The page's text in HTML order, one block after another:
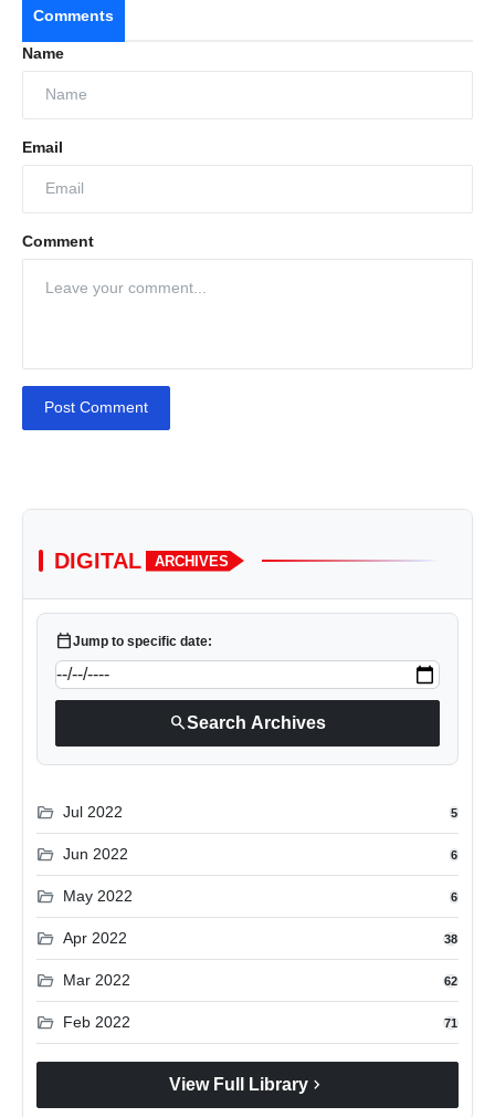
Comments
Name
Email
Comment
Post Comment
DIGITAL ARCHIVES
calendar_todayJump to specific date:
searchSearch Archives
folder_open Jul 2022 5
folder_open Jun 2022 6
folder_open May 2022 6
folder_open Apr 2022 38
folder_open Mar 2022 62
folder_open Feb 2022 71
View Full Library chevron_right